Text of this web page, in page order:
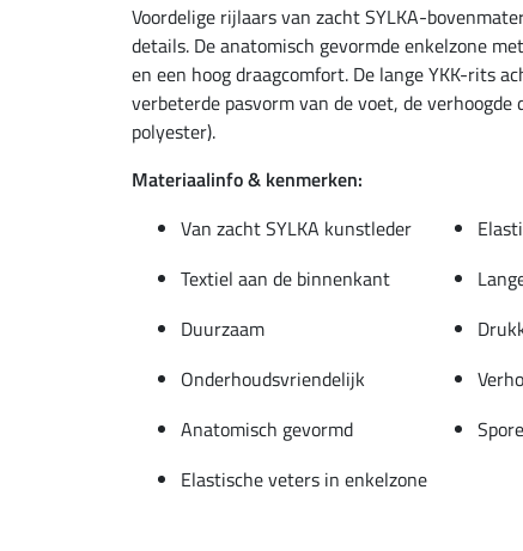
Voordelige rijlaars van zacht SYLKA-
details. De anatomisch gevormde enkelzone
en een hoog draagcomfort. De lange YKK-rits
verbeterde pasvorm van de voet, de
polyester).
Materiaalinfo & kenmerken:
Van zacht SYLKA kunstleder
Textiel aan de binnenkant
Duurzaam
Onderhoudsvriendelijk
Anatomisch gevormd
Elastische veters in enkelzone